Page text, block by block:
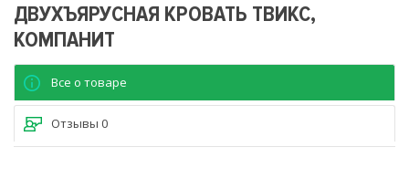
ДВУХЪЯРУСНАЯ КРОВАТЬ ТВИКС,
КОМПАНИТ
Все о товаре
Отзывы 0